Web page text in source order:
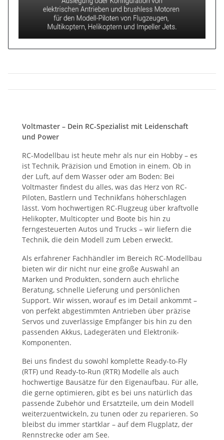
Voltmaster – Dein RC-Spezialist mit Leidenschaft
und Power
RC-Modellbau ist heute mehr als nur ein Hobby – es
ist Technik, Präzision und Emotion in einem. Ob in
der Luft, auf dem Wasser oder am Boden: Bei
Voltmaster findest du alles, was das Herz von RC-
Piloten, Bastlern und Technikfans höherschlagen
lässt. Vom hochwertigen RC-Flugzeug über kraftvolle
Helikopter, Multicopter und Boote bis hin zu
ferngesteuerten Autos und Trucks – wir liefern die
Technik, die dein Modell zum Leben erweckt.
Als erfahrener Fachhändler im Bereich RC-Modellbau
bieten wir dir nicht nur eine große Auswahl an
Marken und Produkten, sondern auch ehrliche
Beratung, schnelle Lieferung und persönlichen
Support. Wir wissen, worauf es im Detail ankommt –
von perfekt abgestimmten Antrieben über präzise
Servos und zuverlässige Empfänger bis hin zu den
passenden Akkus, Ladegeräten und Elektronik-
Komponenten.
Bei uns findest du sowohl komplette Ready-to-Fly
(RTF) und Ready-to-Run (RTR) Modelle als auch
hochwertige Bausätze für den Eigenaufbau. Für alle,
die gerne optimieren, gibt es bei uns natürlich das
passende Zubehör und Ersatzteile, um dein Modell
weiterzuentwickeln, zu tunen oder zu reparieren. So
bleibst du immer startklar – auf dem Flugplatz, der
Rennstrecke oder am See.